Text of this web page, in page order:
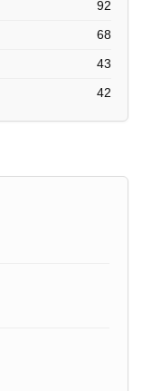
92
68
43
42